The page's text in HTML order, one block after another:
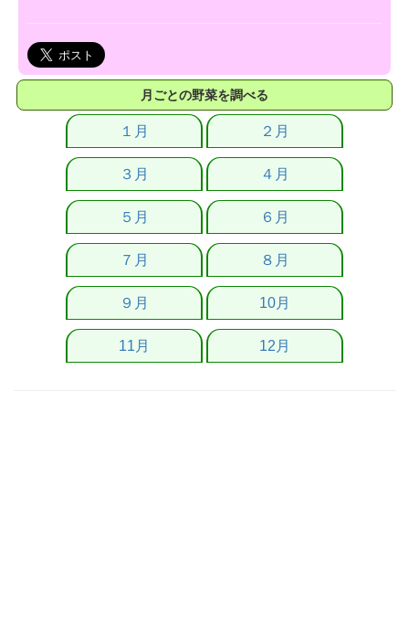
月ごとの野菜を調べる
１月 ２月
３月 ４月
５月 ６月
７月 ８月
９月 10月
11月 12月